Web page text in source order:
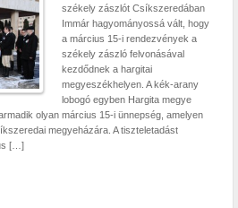
székely zászlót Csíkszeredában
Immár hagyományossá vált, hogy
a március 15-i rendezvények a
székely zászló felvonásával
kezdődnek a hargitai
megyeszékhelyen. A kék-arany
lobogó egyben Hargita megye
olyan március 15-i ünnepség, amelyen
megyeházára. A tiszteletadást
[…]